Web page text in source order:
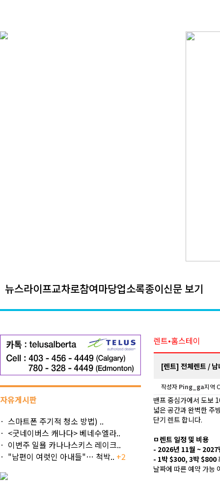
뉴스라이프교차로참여마당업소록종이신문 보기
자유게시판
스마트폰 주기적 청소 방법) ..
<굿네이버스 캐나다> 베네수엘라..
이번주 일욜 카나나스키스 레이크..
"남편이 여럿인 아내들"… 척박.. +2
렌트•홈스테이
[렌트] 전체렌트 /
작성자 Ping_ga지역
밴프 중심가에서 도보
넓은 공간과 완벽한 주
단기 렌트 합니다.
ㅁ렌트 일정 및 비용
- 2026년 11월 ~ 2027
- 1박 $300, 3박 $800
날짜에 따른 예약 가능